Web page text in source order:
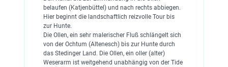
belaufen (Katjenbüttel) und nach rechts abbiegen.
Hier beginnt die landschaftlich reizvolle Tour bis
zur Hunte.
Die Ollen, ein sehr malerischer Fluß schlängelt sich
von der Ochtum (Altenesch) bis zur Hunte durch
das Stedinger Land. Die Ollen, ein oller (alter)
Weserarm ist weitgehend unabhängig von der Tide